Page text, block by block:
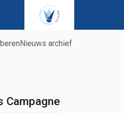
Nieuws archief
Campagne